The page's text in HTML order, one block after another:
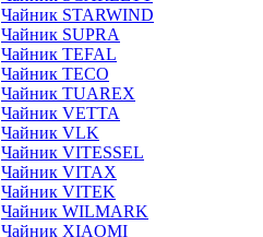
Чайник STARWIND
Чайник SUPRA
Чайник TEFAL
Чайник TECO
Чайник TUAREX
Чайник VETTA
Чайник VLK
Чайник VITESSEL
Чайник VITAX
Чайник VITEK
Чайник WILMARK
Чайник XIAOMI